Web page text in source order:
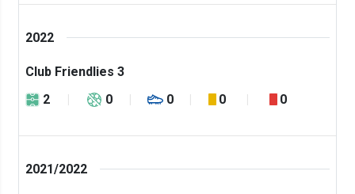
2022
Club Friendlies 3
2
0 0 0 0
2021/2022